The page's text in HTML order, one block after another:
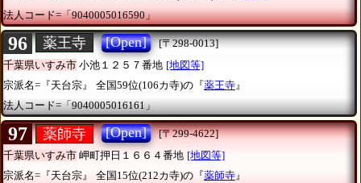
法人コード=「9040005016590」
96 薬王寺 [Open]
[〒298-0013]
千葉県いすみ市 小池１２５７番地 [地図等]
宗派名=『天台宗』
全国59位(106カ寺)の『薬王寺 』
法人コード=「9040005016161」
97 薬師寺 [Open]
[〒299-4622]
千葉県いすみ市 岬町押日１６６４番地 [地図等]
宗派名=『天台宗』
全国15位(212カ寺)の『薬師寺』